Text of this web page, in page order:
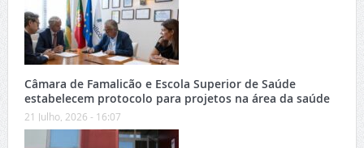
Câmara de Famalicão e Escola Superior de Saúde
estabelecem protocolo para projetos na área da saúde
21 Julho, 2026 - 16:07